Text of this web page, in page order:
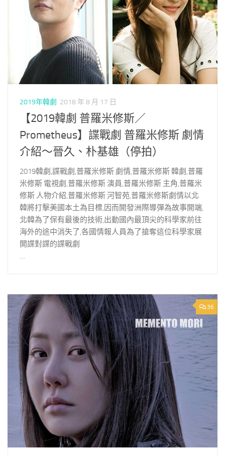
2019年韓劇 2018 年 8 月 17 日
【2019韓劇 普羅米修斯／
Prometheus】諜戰劇 普羅米修斯 劇情
介紹～晉久、朴基雄（停拍）
2019韓劇,諜戰劇,普羅米修斯 劇情,普羅米修斯 韓劇,普羅
米修斯 電視劇,普羅米修斯 演員,普羅米修斯 主角,普羅米
修斯 人物介紹,普羅米修斯 河智苑,普羅米修斯劇情以北
韓將打擊美國本土為目標,因而開發洲際導彈為故事開端,
北韓為了保有最後的技術,出動國內最頂尖的科學家前往
海外的途中消失了,各國情報人員為了搶奪這位科學家展
開諜對諜的諜戰劇
…
36